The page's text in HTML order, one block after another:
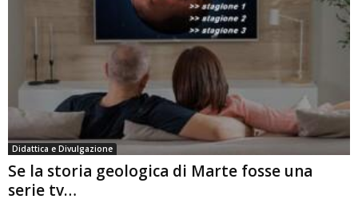
Didattica e Divulgazione
Se la storia geologica di Marte fosse una
serie tv…